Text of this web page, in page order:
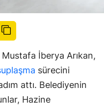
İberya Arıkan,
sürecini
attı. Belediyenin
Hazine